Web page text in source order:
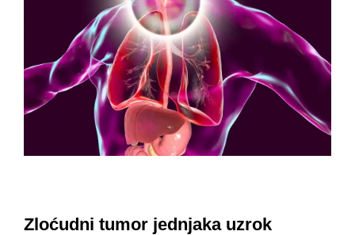
Zloćudni tumor jednjaka uzrok